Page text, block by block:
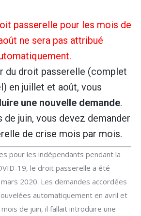
passerelle pour les mois de
ne sera pas attribué
du droit passerelle (complet
en juillet et août, vous
une nouvelle demande.
juin, vous devez demander
de crise mois par mois.
pour les indépendants pendant la
19, le droit passerelle a été
2020. Les demandes accordées
automatiquement en avril et
de juin, il fallait introduire une